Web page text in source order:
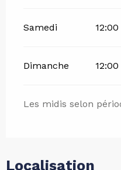
Samedi
Dimanche
Les midis selon
Localisation